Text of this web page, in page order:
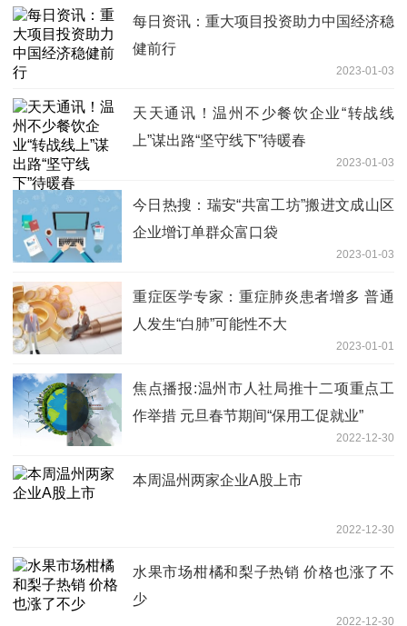
每日资讯：重大项目投资助力中国经济稳
健前行
2023-01-03
天天通讯！温州不少餐饮企业“转战线
上”谋出路“坚守线下”待暖春
2023-01-03
今日热搜：瑞安“共富工坊”搬进文成山区
企业增订单群众富口袋
2023-01-03
重症医学专家：重症肺炎患者增多 普通
人发生“白肺”可能性不大
2023-01-01
焦点播报:温州市人社局推十二项重点工
作举措 元旦春节期间“保用工促就业”
2022-12-30
本周温州两家企业A股上市
2022-12-30
水果市场柑橘和梨子热销 价格也涨了不
少
2022-12-30